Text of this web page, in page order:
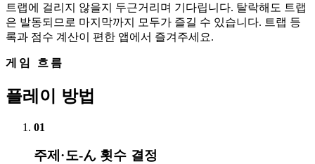
트랩에 걸리지 않을지 두근거리며 기다립니다. 탈락해도 트랩
은 발동되므로 마지막까지 모두가 즐길 수 있습니다. 트랩 등
록과 점수 계산이 편한 앱에서 즐겨주세요.
게임 흐름
플레이 방법
01
주제·도-ん 횟수 결정